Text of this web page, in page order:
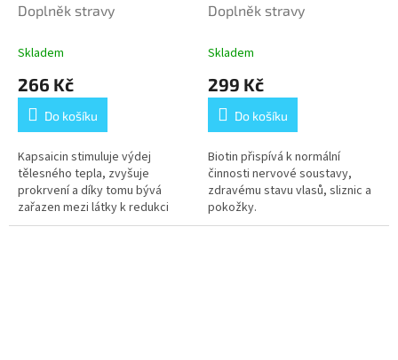
Doplněk stravy
Skladem
266 Kč
Do košíku
Kapsaicin stimuluje výdej
tělesného tepla, zvyšuje
prokrvení a díky tomu bývá
zařazen mezi látky k redukci
hmotnosti.
Doplněk stravy
Skladem
299 Kč
Do košíku
Biotin přispívá k normální
činnosti nervové soustavy,
zdravému stavu vlasů, sliznic a
pokožky.